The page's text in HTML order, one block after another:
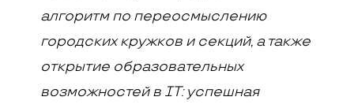
алгоритм по переосмыслению
городских кружков и секций, а также
открытие образовательных
возможностей в IT: успешная